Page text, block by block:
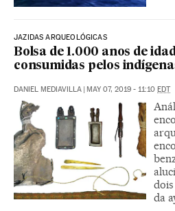
JAZIDAS ARQUEOLÓGICAS
Bolsa de 1.000 anos de
consumidas pelos
DANIEL MEDIAVILLA MAY 07, 2019 - 11:10 EDT
da